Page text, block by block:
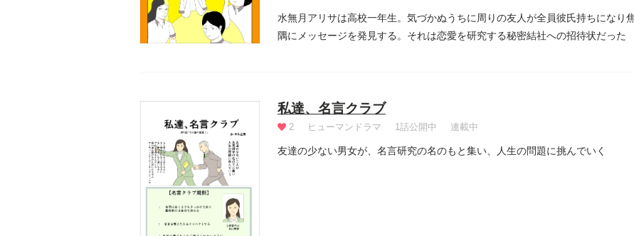
水無月アリサは高校一年生。気づかぬうちに周りの友人が全員彼氏持ちになり
隅にメッセージを発見する。それは恋愛を研究する秘密結社への招待状だった
私達、名言クラブ
2 ヒューマンドラマ 1話公開中 連載中
友達の少ない男女が、名言研究の名のもと集い、人生の問題に挑んでいく